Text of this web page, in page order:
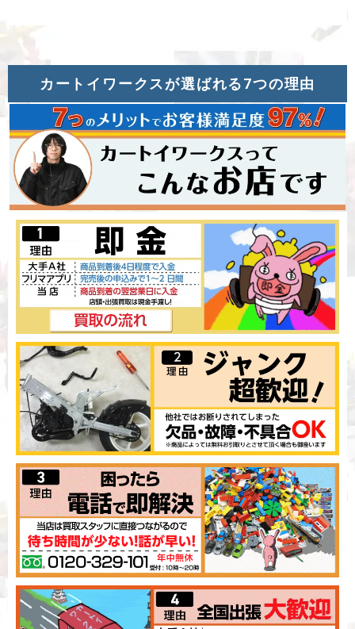
カートイワークスが選ばれる7つの理由